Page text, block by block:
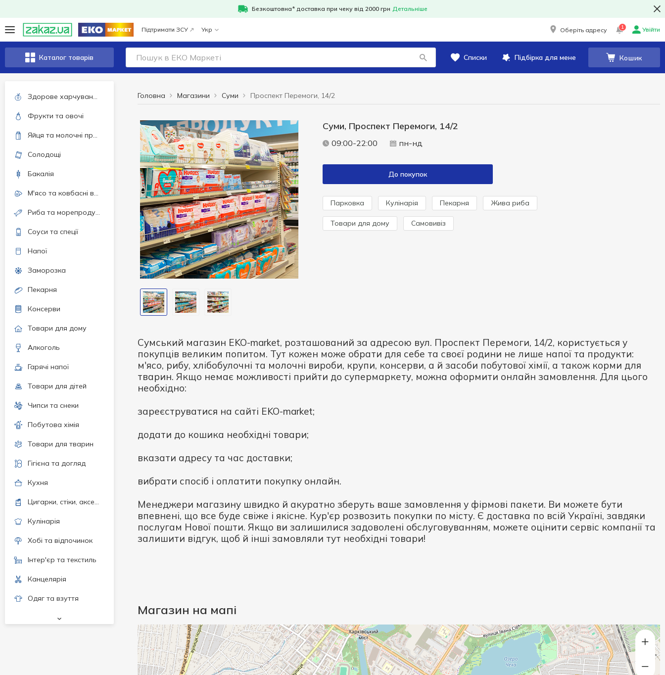
Безкоштовна* доставка при чеку від 2000 грн Детальніше
Підтримати ЗСУ Укр Оберіть адресу 1 Увійти
Каталог товарів Списки Підбірка для мене Кошик
Здорове харчування та спосіб життя
Фрукти та овочі
Яйця та молочні продукти
Солодощі
Бакалія
М'ясо та ковбасні вироби
Риба та морепродукти
Соуси та спеції
Напої
Заморозка
Пекарня
Консерви
Товари для дому
Алкоголь
Гарячі напої
Товари для дітей
Чипси та снеки
Побутова хімія
Товари для тварин
Гігієна та догляд
Кухня
Цигарки, стіки, аксесуари
Кулінарія
Хобі та відпочинок
Інтер'єр та текстиль
Канцелярія
Одяг та взуття
Головна Магазини Суми Проспект Перемоги, 14/2
Суми, Проспект Перемоги, 14/2
09:00-22:00 пн-нд
До покупок
Парковка Кулінарія Пекарня Жива риба
Товари для дому Самовивіз
Сумський магазин EKO-market, розташований за адресою вул. Проспект Перемоги, 14/2, користується у
покупців великим попитом. Тут кожен може обрати для себе та своєї родини не лише напої та продукти:
м'ясо, рибу, хлібобулочні та молочні вироби, крупи, консерви, а й засоби побутової хімії, а також корми для
тварин. Якщо немає можливості прийти до супермаркету, можна оформити онлайн замовлення. Для цього
необхідно:
зареєструватися на сайті EKO-market;
додати до кошика необхідні товари;
вказати адресу та час доставки;
вибрати спосіб і оплатити покупку онлайн.
Менеджери магазину швидко й акуратно зберуть ваше замовлення у фірмові пакети. Ви можете бути
впевнені, що все буде свіже і якісне. Кур'єр розвозить покупки по місту. Є доставка по всій Україні, завдяки
послугам Нової пошти. Якщо ви залишилися задоволені обслуговуванням, можете оцінити сервіс компанії та
залишити відгук, щоб й інші замовляли тут необхідні товари!
Магазин на мапі